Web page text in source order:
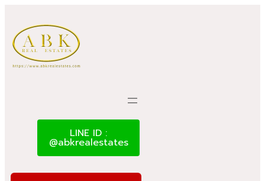
LINE ID :
@abkrealestates